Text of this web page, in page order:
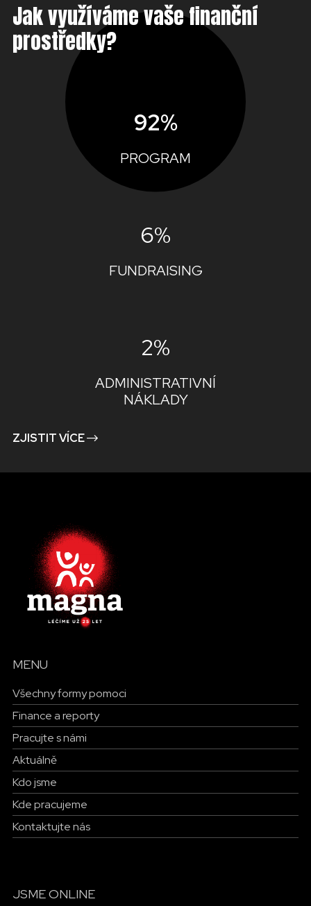
Jak využíváme vaše finanční
prostředky?
92%
PROGRAM
6%
FUNDRAISING
2%
ADMINISTRATIVNÍ
NÁKLADY
ZJISTIT VÍCE
MENU
Všechny formy pomoci
Finance a reporty
Pracujte s námi
Aktuálně
Kdo jsme
Kde pracujeme
Kontaktujte nás
JSME ONLINE